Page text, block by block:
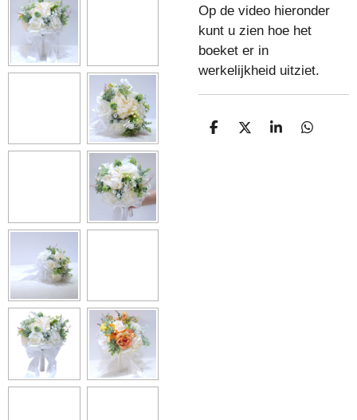
Op de video hieronder
kunt u zien hoe het
boeket er in
werkelijkheid uitziet.
D
D
S
D